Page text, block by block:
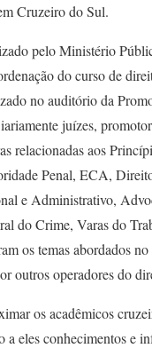
Cruzeiro do Sul.
pelo Ministério
do curso de
no auditório da
juízes,
relacionadas aos
Penal, ECA,
e Administrativo,
do Crime, Varas do
os temas abordados
outros operadores do
os acadêmicos
a eles conhecimentos e